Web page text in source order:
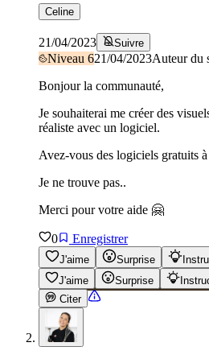
Celine
21/04/2023 Suivre
Niveau 621/04/2023Auteur du
Bonjour la communauté,
Je souhaiterai me créer des
réaliste avec un logiciel.
Avez-vous des logiciels gratuits
Je ne trouve pas..
Merci pour votre aide 🤗
0 Enregistrer
J'aime Surprise
J'aime
Surprise
Citer